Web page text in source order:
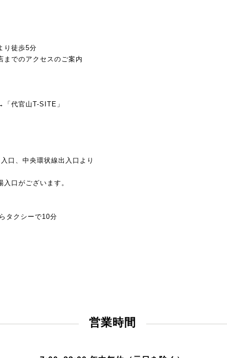
り徒歩5分
までのアクセスのご案内
代官山T-SITE」
口、中央環状線出入口より
口がございます。
タクシーで10分
営業時間